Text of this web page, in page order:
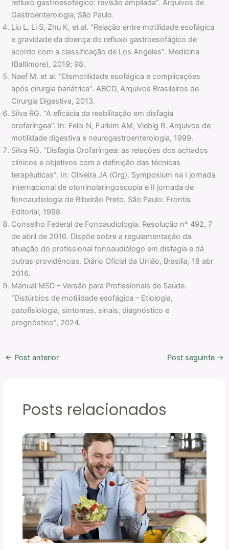
refluxo gastroesofágico: revisão ampliada”. Arquivos de
Gastroenterologia, São Paulo.
Liu L, Li S, Zhu K, et al. “Relação entre motilidade esofágica
e gravidade da doença do refluxo gastroesofágico de
acordo com a classificação de Los Angeles”. Medicina
(Baltimore), 2019; 98.
Naef M. et al. “Dismotilidade esofágica e complicações
após cirurgia bariátrica”. ABCD, Arquivos Brasileiros de
Cirurgia Digestiva, 2013.
Silva RG. “A eficácia da reabilitação em disfagia
orofaríngea”. In: Felix N, Furkim AM, Viebig R. Arquivos de
motilidade digestiva e neurogastroenterologia, 1999.
Silva RG. “Disfagia Orofaríngea: as relações dos achados
clínicos e objetivos com a definição das técnicas
terapêuticas”. In: Oliveira JA (Org). Symposium na I jornada
internacional de otorrinolaringoscopia e II jornada de
fonoaudiologia de Ribeirão Preto. São Paulo: Frontis
Editorial, 1998.
Conselho Federal de Fonoaudiologia. Resolução nº 492, 7
de abril de 2016. Dispõe sobre a regulamentação da
atuação do profissional fonoaudiólogo em disfagia e dá
outras providências. Diário Oficial da União, Brasília, 18 abr
2016.
Manual MSD – Versão para Profissionais de Saúde.
“Distúrbios de motilidade esofágica – Etiologia,
patofisiologia, sintomas, sinais, diagnóstico e
prognóstico”, 2024.
← Post anterior Post seguinte →
Posts relacionados